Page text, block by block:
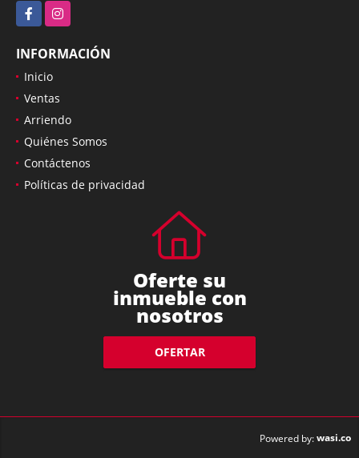
FacebookInstagram
INFORMACIÓN
Inicio
Ventas
Arriendo
Quiénes Somos
Contáctenos
Políticas de privacidad
Oferte su
inmueble con
nosotros
OFERTAR
Powered by:wasi.co